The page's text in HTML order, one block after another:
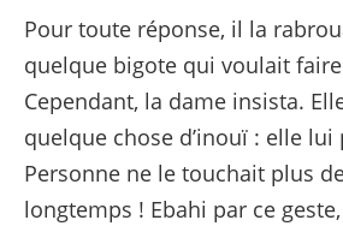
Pour toute réponse, il la
quelque bigote qui voulait faire
Cependant, la dame insista.
quelque chose d’inouï : elle
Personne ne le touchait plus
longtemps ! Ebahi par ce